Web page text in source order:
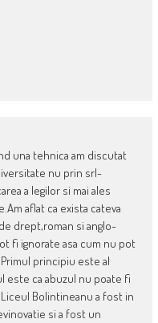
una tehnica am discutat
nu prin srl-
a legilor si mai ales
aflat ca exista cateva
drept,roman si anglo-
fi ignorate asa cum nu pot
principiu este al
este ca abuzul nu poate fi
Bolintineanu a fost in
si a fost un